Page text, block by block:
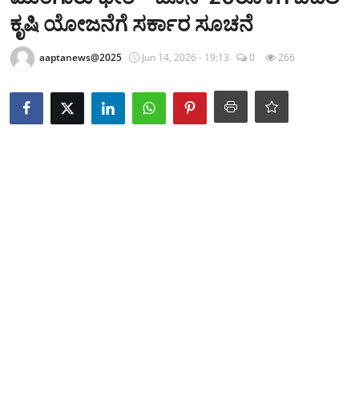
ಕ್ರೀಡಾಂಗಣ
ಗಡಿನಾಡ ಸುದ್ದಿ ಜಾಲ
ಜಿಲ್ಲೆ
ಕೃಷಿ ಯೋಜನೆಗೆ ಸರ್ಕಾರ ಸೂಚನೆ
aaptanews@2025 Jun 14, 2026 - 19:13 0 266